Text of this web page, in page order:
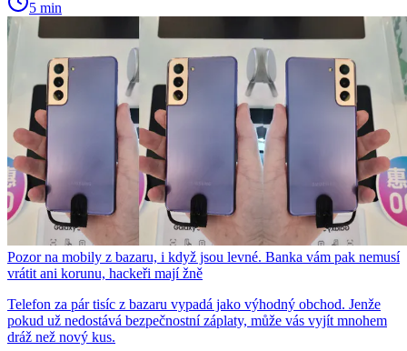
5 min
Pozor na mobily z bazaru, i když jsou levné. Banka vám pak nemusí
vrátit ani korunu, hackeři mají žně
Telefon za pár tisíc z bazaru vypadá jako výhodný obchod. Jenže
pokud už nedostává bezpečnostní záplaty, může vás vyjít mnohem
dráž než nový kus.